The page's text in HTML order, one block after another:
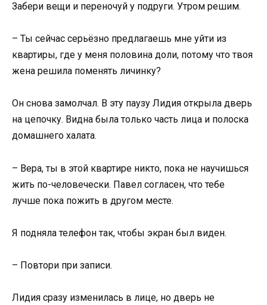
Забери вещи и переночуй у подруги. Утром решим.
– Ты сейчас серьёзно предлагаешь мне уйти из
квартиры, где у меня половина доли, потому что твоя
жена решила поменять личинку?
Он снова замолчал. В эту паузу Лидия открыла дверь
на цепочку. Видна была только часть лица и полоска
домашнего халата.
– Вера, ты в этой квартире никто, пока не научишься
жить по-человечески. Павел согласен, что тебе
лучше пока пожить в другом месте.
Я подняла телефон так, чтобы экран был виден.
– Повтори при записи.
Лидия сразу изменилась в лице, но дверь не